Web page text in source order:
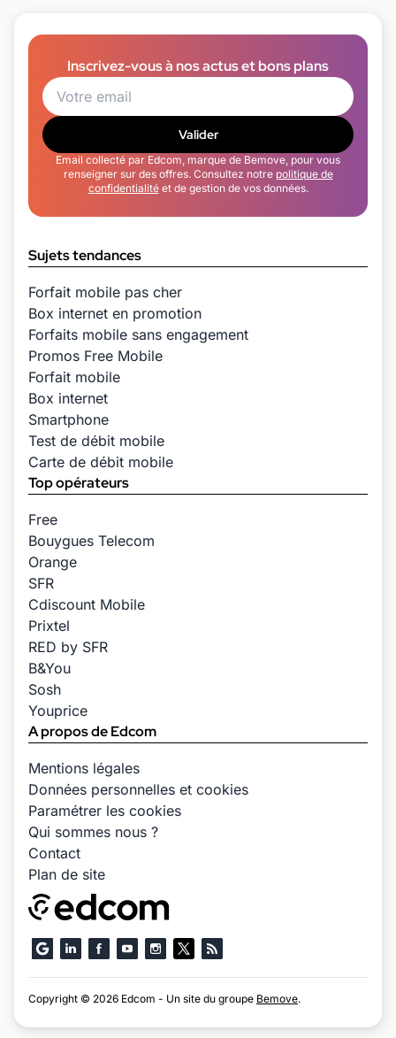
Inscrivez-vous à nos actus et bons plans
Valider
Email collecté par Edcom, marque de Bemove, pour vous
renseigner sur des offres. Consultez notre politique de
confidentialitéet de gestion de vos données.
Sujets tendances
Forfait mobile pas cher
Box internet en promotion
Forfaits mobile sans engagement
Promos Free Mobile
Forfait mobile
Box internet
Smartphone
Test de débit mobile
Carte de débit mobile
Top opérateurs
Free
Bouygues Telecom
Orange
SFR
Cdiscount Mobile
Prixtel
RED by SFR
B&You
Sosh
Youprice
A propos de Edcom
Mentions légales
Données personnelles et cookies
Paramétrer les cookies
Qui sommes nous ?
Contact
Plan de site
Copyright © 2026 Edcom - Un site du groupe Bemove.